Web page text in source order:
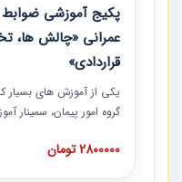
پکیج آموزشی ضوابط
عمرانی «چالش ها،
قراردادی»
یکی از آموزش‏‏‏‏‏‏ های بسیار
گروه امور پیمان، سمینار
های عمرانی» چالش ها،
است که در محل سندیکای
2800000 تومان